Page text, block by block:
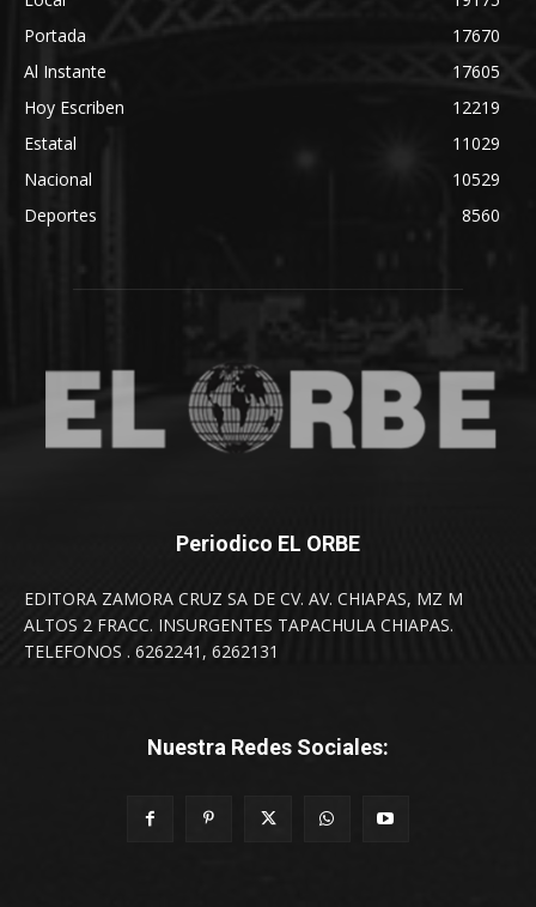
Portada
17670
Al Instante
17605
Hoy Escriben
12219
Estatal
11029
Nacional
10529
Deportes
8560
Periodico EL ORBE
EDITORA ZAMORA CRUZ SA DE CV. AV. CHIAPAS, MZ M
ALTOS 2 FRACC. INSURGENTES TAPACHULA CHIAPAS.
TELEFONOS . 6262241, 6262131
Nuestra Redes Sociales: